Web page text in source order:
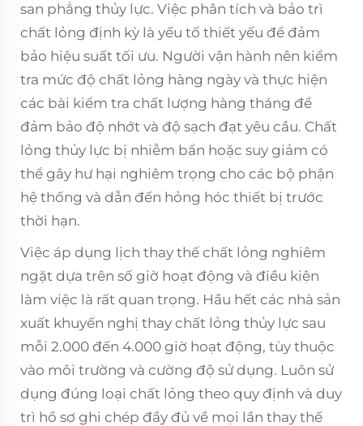
san phẳng thủy lực. Việc phân tích và bảo trì
chất lỏng định kỳ là yếu tố thiết yếu để đảm
bảo hiệu suất tối ưu. Người vận hành nên kiểm
tra mức độ chất lỏng hàng ngày và thực hiện
các bài kiểm tra chất lượng hàng tháng để
đảm bảo độ nhớt và độ sạch đạt yêu cầu. Chất
lỏng thủy lực bị nhiễm bẩn hoặc suy giảm có
thể gây hư hại nghiêm trọng cho các bộ phận
hệ thống và dẫn đến hỏng hóc thiết bị trước
thời hạn.
Việc áp dụng lịch thay thế chất lỏng nghiêm
ngặt dựa trên số giờ hoạt động và điều kiện
làm việc là rất quan trọng. Hầu hết các nhà sản
xuất khuyến nghị thay chất lỏng thủy lực sau
mỗi 2.000 đến 4.000 giờ hoạt động, tùy thuộc
vào môi trường và cường độ sử dụng. Luôn sử
dụng đúng loại chất lỏng theo quy định và duy
trì hồ sơ ghi chép đầy đủ về mọi lần thay thế